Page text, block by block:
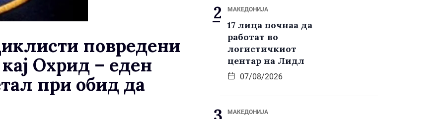
повредени
Охрид – еден
при обид да
МАКЕДОНИЈА
17 лица почнаа да
работат во
логистичкиот
центар на Лидл
07/08/2026
МАКЕДОНИЈА